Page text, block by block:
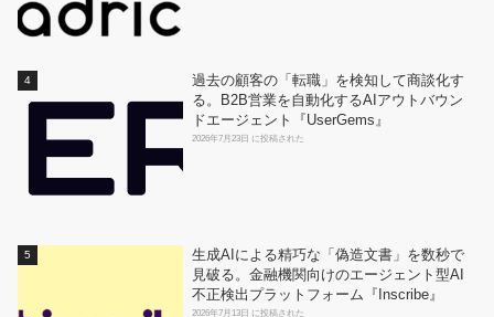
過去の顧客の「転職」を検知して商談化す
る。B2B営業を自動化するAIアウトバウン
ドエージェント『UserGems』
2026年7月23日 に投稿された
生成AIによる精巧な「偽造文書」を数秒で
見破る。金融機関向けのエージェント型AI
不正検出プラットフォーム『Inscribe』
2026年7月13日 に投稿された